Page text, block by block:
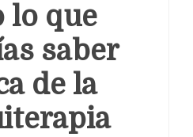
lo que
saber
de la